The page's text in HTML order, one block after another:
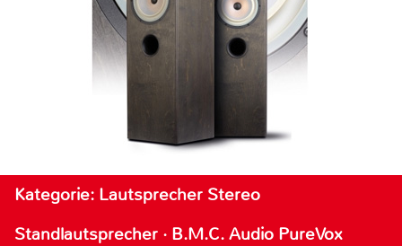
Kategorie: Lautsprecher Stereo
Standlautsprecher · B.M.C. Audio PureVox